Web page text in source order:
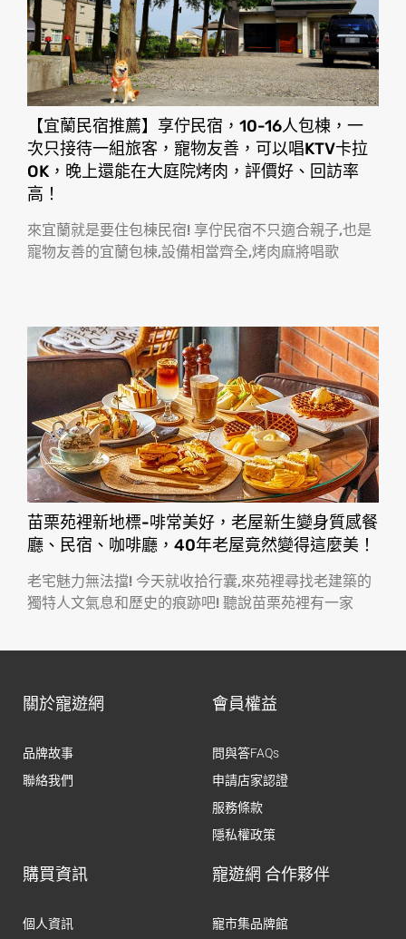
【宜蘭民宿推薦】享佇民宿，10-16人包棟，一
次只接待一組旅客，寵物友善，可以唱KTV卡拉
OK，晚上還能在大庭院烤肉，評價好、回訪率
高！
來宜蘭就是要住包棟民宿! 享佇民宿不只適合親子,也是
寵物友善的宜蘭包棟,設備相當齊全,烤肉麻將唱歌
苗栗苑裡新地標-啡常美好，老屋新生變身質感餐
廳、民宿、咖啡廳，40年老屋竟然變得這麼美！
老宅魅力無法擋! 今天就收拾行囊,來苑裡尋找老建築的
獨特人文氣息和歷史的痕跡吧! 聽說苗栗苑裡有一家
關於寵遊網
品牌故事
聯絡我們
會員權益
問與答FAQs
申請店家認證
服務條款
隱私權政策
購買資訊
個人資訊
寵遊網 合作夥伴
寵市集品牌館